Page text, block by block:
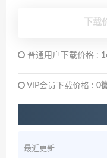
下载
普通用户下载价格 :
VIP会员下载价格 : 0
最近更新